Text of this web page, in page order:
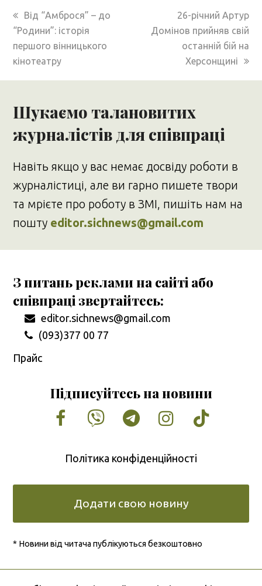
previous
post:
Від “Амброся” – до
“Родини”: історія
першого вінницького
кінотеатру
next
post:
26-річний Артур
Домінов прийняв свій
останній бій на
Херсонщині
Шукаємо талановитих
журналістів для співпраці
Навіть якщо у вас немає досвіду роботи в
журналістиці, але ви гарно пишете твори
та мрієте про роботу в ЗМІ, пишіть нам на
пошту editor.sichnews@gmail.com
З питань реклами на сайті або
співпраці звертайтесь:
editor.sichnews@gmail.com
(093)377 00 77
Прайс
Підписуйтесь на новини
Facebook
VimeoTumblrInstagram
Tiktok
Політика конфіденційності
Додати свою новину
* Новини від читача публікуються безкоштовно